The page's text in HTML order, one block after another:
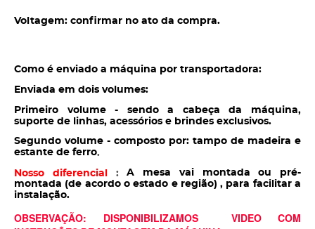
Voltagem: confirmar no ato da compra.
Como é enviado a máquina por transportadora:
Enviada em dois volumes:
Primeiro volume - sendo a cabeça da máquina,
suporte de linhas, acessórios e brindes exclusivos.
Segundo volume - composto por: tampo de madeira e
estante de ferro.
Nosso diferencial :A mesa vai montada ou pré-
montada (de acordo o estado e região) , para facilitar a
instalação.
OBSERVAÇÃO: DISPONIBILIZAMOS VIDEO COM